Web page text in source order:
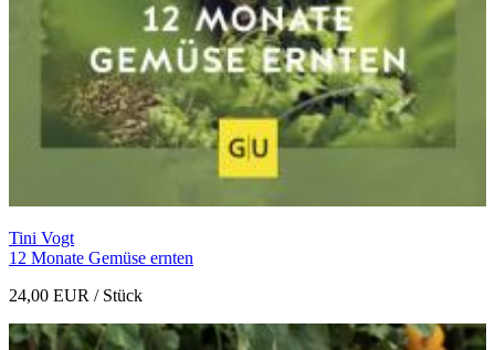
Tini Vogt
12 Monate Gemüse ernten
24,00 EUR / Stück